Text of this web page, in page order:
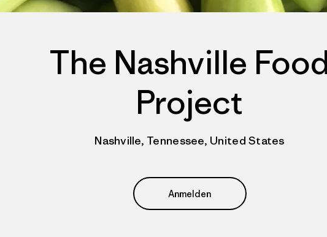
The Nashville
Project
Nashville, Tennessee, United States
Anmelden